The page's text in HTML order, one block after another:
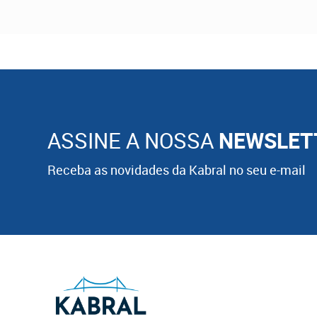
ASSINE A NOSSA
Receba as novidades da Kabral no seu e-mail